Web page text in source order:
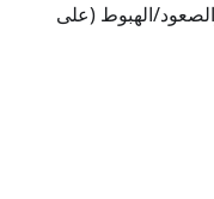
الهبوط (على